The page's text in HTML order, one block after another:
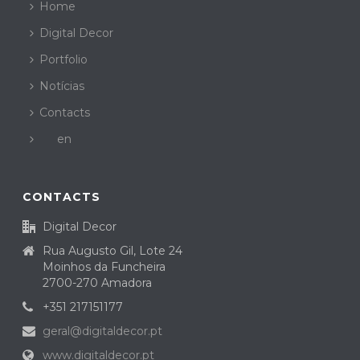
Home
Digital Decor
Portfolio
Notícias
Contacts
en
CONTACTS
Digital Decor
Rua Augusto Gil, Lote 24
Moinhos da Funcheira
2700-270 Amadora
+351 217151177
geral@digitaldecor.pt
www.digitaldecor.pt